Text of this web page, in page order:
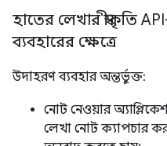
হাতের লেখার স্বীকৃতি
ব্যবহারের ক্ষেত্রে
উদাহরণ ব্যবহার অন্তর্ভুক্ত:
নোট নেওয়ার
লেখা নোট ক্যাপচার